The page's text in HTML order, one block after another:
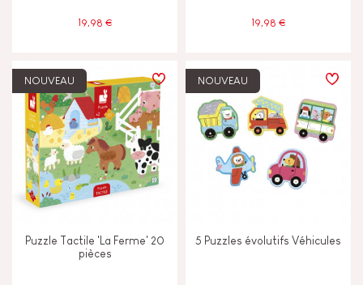
Encre végétale
Lumière
Magnétique
Musical / Sonore
19,98 € 19,98 €
NOUVEAU
Puzzle Tactile 'La Ferme' 20
pièces
NOUVEAU
5 Puzzles évolutifs Véhicules